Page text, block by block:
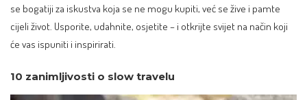
se bogatiji za iskustva koja se ne mogu kupiti, već se žive i pamte
cijeli život. Usporite, udahnite, osjetite – i otkrijte svijet na način koji
će vas ispuniti i inspirirati.
10 zanimljivosti o slow travelu